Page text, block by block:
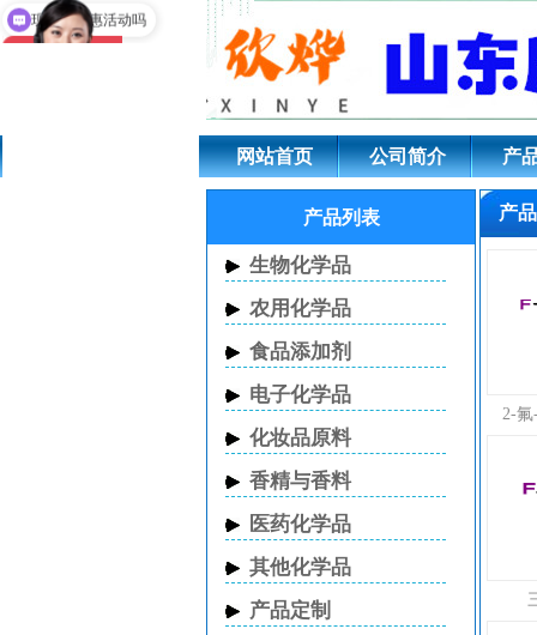
三氟乙酸,三氟乙
二硫醚,异丁酸,对
网站首页 公司简介 产
产品列表
生物化学品
农用化学品
食品添加剂
电子化学品
化妆品原料
香精与香料
医药化学品
其他化学品
产品定制
产
2-氟
可以介绍下你们的产品么
现在有优惠活动吗